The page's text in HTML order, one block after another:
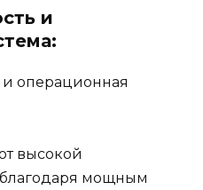
и
высокой
мощным